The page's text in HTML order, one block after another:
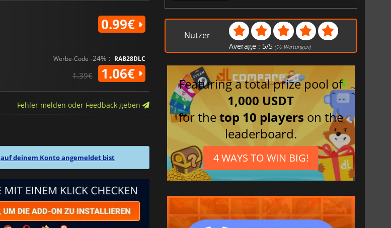
0.99€
Werbe-Code -24% : RAB28DLC
1.39€ 1.06€
Fehler melden oder Feedback geben
auf deinem Konto angemeldet bist
Nutzer
Average : 5/5 (10 Wertungen)
Featuring a total prize pool of
1,000 USDT
for thetop 10 players on the
leaderboard.
4 WAYS TO WIN BIG!